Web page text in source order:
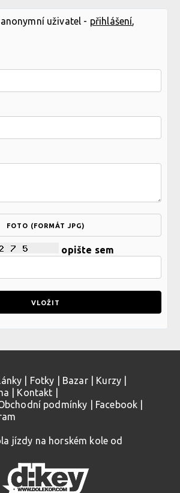
uživatel - přihlášení,
FOTO (FORMÁT JPG)
opište sem
Fotky Bazar| Kurzy
Kontakt
podmínky Facebook
jízdy na horském kole od